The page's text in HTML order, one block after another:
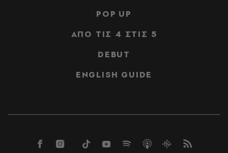
POP UP
ΑΠΟ ΤΙΣ 4 ΣΤΙΣ 5
DEBUT
ENGLISH GUIDE